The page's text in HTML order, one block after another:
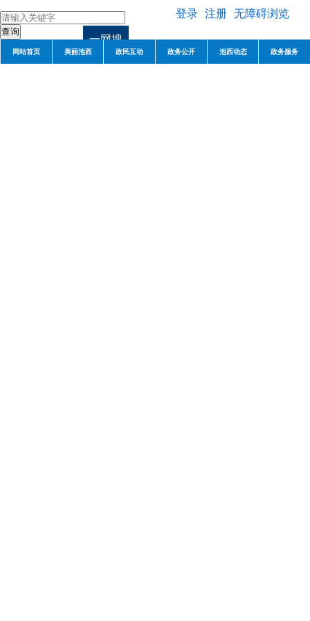
登录 注册 无障碍浏览
一网搜
网站首页 美丽池西 政民互动 政务公开 池西动态 政务服务